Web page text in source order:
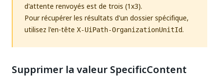
d'attente renvoyés est de trois (1x3).
Pour récupérer les résultats d'un dossier spécifique,
utilisez l'en-tête X-UiPath-OrganizationUnitId.
Supprimer la valeur SpecificContent